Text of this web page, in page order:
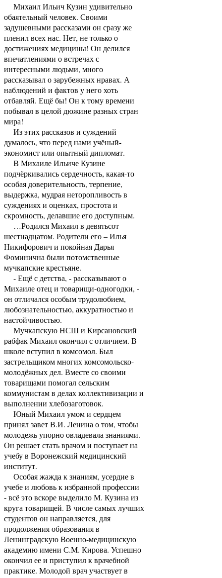
Михаил Ильич Кузин удивительно
обаятельный человек. Своими
задушевными рассказами он сразу же
пленил всех нас. Нет, не только о
достижениях медицины! Он делился
впечатлениями о встречах с
интересными людьми, много
рассказывал о зарубежных нравах. А
наблюдений и фактов у него хоть
отбавляй. Ещё бы! Он к тому времени
побывал в целой дюжине разных стран
мира!
Из этих рассказов и суждений
думалось, что перед нами учёный-
экономист или опытный дипломат.
В Михаиле Ильиче Кузине
подчёркивались сердечность, какая-то
особая доверительность, терпение,
выдержка, мудрая неторопливость в
суждениях и оценках, простота и
скромность, делавшие его доступным.
…Родился Михаил в девятьсот
шестнадцатом. Родители его – Илья
Никифорович и покойная Дарья
Фоминична были потомственные
мучкапские крестьяне.
- Ещё с детства, - рассказывают о
Михаиле отец и товарищи-одногодки, -
он отличался особым трудолюбием,
любознательностью, аккуратностью и
настойчивостью.
Мучкапскую НСШ и Кирсановский
рабфак Михаил окончил с отличием. В
школе вступил в комсомол. Был
застрельщиком многих комсомольско-
молодёжных дел. Вместе со своими
товарищами помогал сельским
коммунистам в делах коллективизации и
выполнении хлебозаготовок.
Юный Михаил умом и сердцем
принял завет В.И. Ленина о том, чтобы
молодежь упорно овладевала знаниями.
Он решает стать врачом и поступает на
учебу в Воронежский медицинский
институт.
Особая жажда к знаниям, усердие в
учебе и любовь к избранной профессии
- всё это вскоре выделило М. Кузина из
круга товарищей. В числе самых лучших
студентов он направляется, для
продолжения образования в
Ленинградскую Военно-медицинскую
академию имени С.М. Кирова. Успешно
окончил ее и приступил к врачебной
практике. Молодой врач участвует в